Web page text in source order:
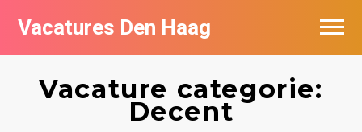
Vacatures Den Haag
Vacature categorie:
Decent
Vacatures per bedrijf in Den Haag
Populair